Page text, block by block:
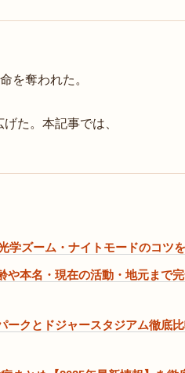
を奪われた。
た。本記事では、
学ズーム・ナイトモードのコツ
や本名・現在の活動・地元まで
ークとドジャースタジアム徹底